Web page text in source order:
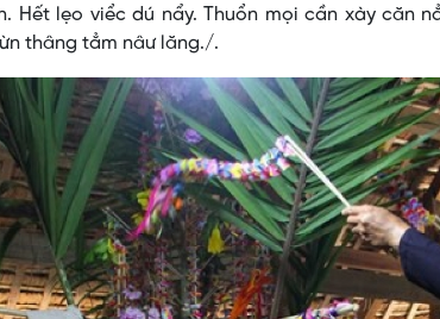
Hết lẹo viểc dú nẩy. Thuổn mọi cần xày căn
thâng tẳm nâư lăng./.